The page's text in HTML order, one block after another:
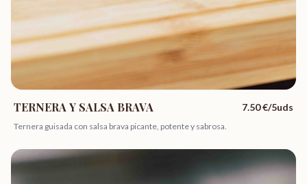
TERNERA Y SALSA BRAVA 7.50€/5uds
Ternera guisada con salsa brava picante, potente y sabrosa.